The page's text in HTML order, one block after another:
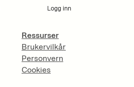
Logg inn
Ressurser
Brukervilkår
Personvern
Cookies